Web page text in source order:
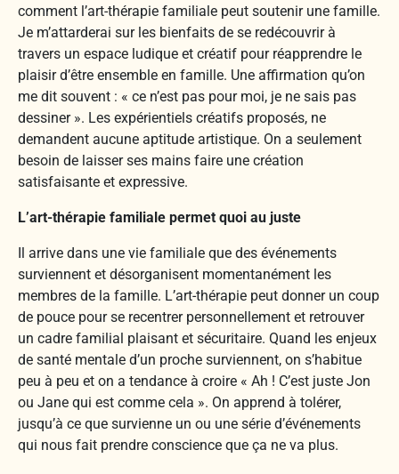
comment l’art-thérapie familiale peut soutenir une famille.
Je m’attarderai sur les bienfaits de se redécouvrir à
travers un espace ludique et créatif pour réapprendre le
plaisir d’être ensemble en famille. Une affirmation qu’on
me dit souvent : « ce n’est pas pour moi, je ne sais pas
dessiner ». Les expérientiels créatifs proposés, ne
demandent aucune aptitude artistique. On a seulement
besoin de laisser ses mains faire une création
satisfaisante et expressive.
L’art-thérapie familiale permet quoi au juste
Il arrive dans une vie familiale que des événements
surviennent et désorganisent momentanément les
membres de la famille. L’art-thérapie peut donner un coup
de pouce pour se recentrer personnellement et retrouver
un cadre familial plaisant et sécuritaire. Quand les enjeux
de santé mentale d’un proche surviennent, on s’habitue
peu à peu et on a tendance à croire « Ah ! C’est juste Jon
ou Jane qui est comme cela ». On apprend à tolérer,
jusqu’à ce que survienne un ou une série d’événements
qui nous fait prendre conscience que ça ne va plus.